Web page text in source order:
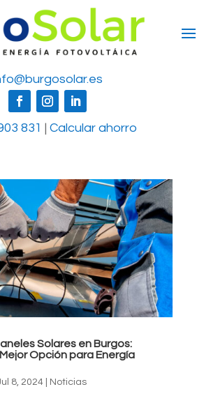
831 | Calcular ahorro
Solares en Burgos:
Opción para Energía
8, 2024| Noticias